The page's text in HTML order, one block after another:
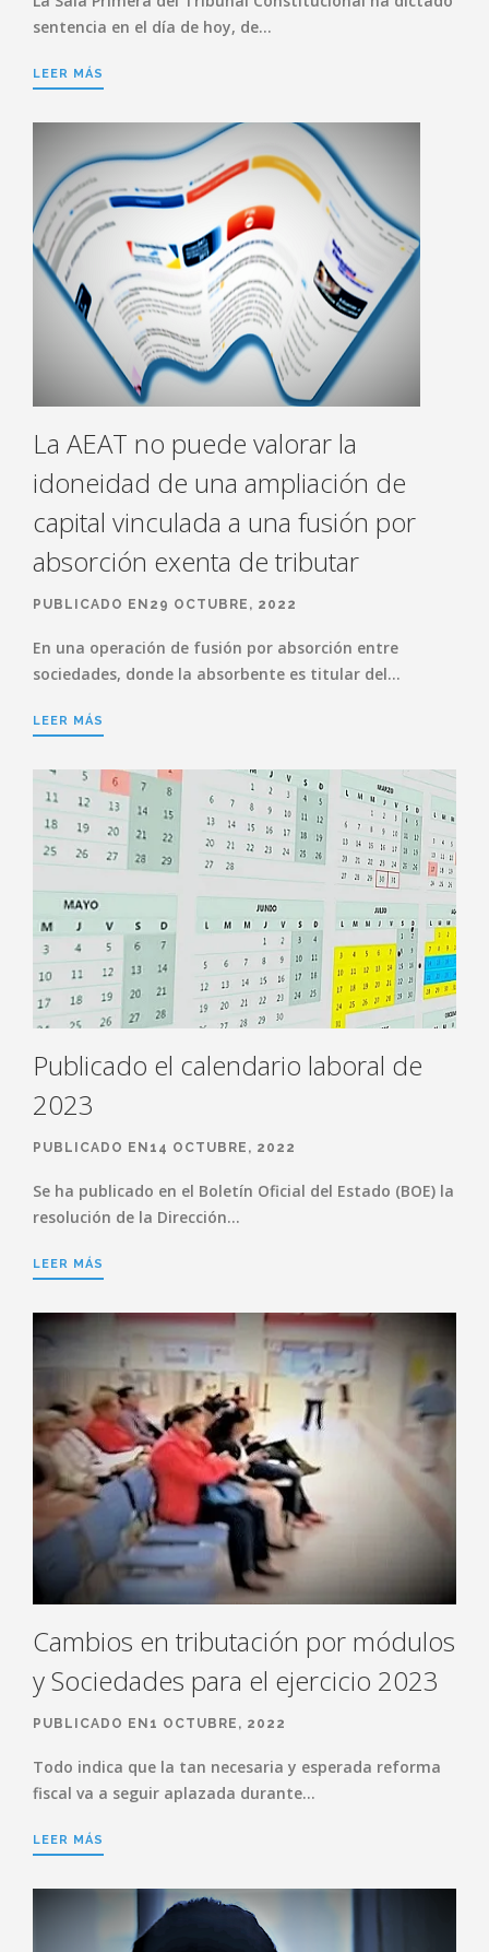
sentencia en el día de hoy, de…
LEER MÁS
La AEAT no puede valorar la
idoneidad de una ampliación de
capital vinculada a una fusión por
absorción exenta de tributar
PUBLICADO EN29 OCTUBRE, 2022
En una operación de fusión por absorción entre
sociedades, donde la absorbente es titular del…
LEER MÁS
Publicado el calendario laboral de
2023
PUBLICADO EN14 OCTUBRE, 2022
Se ha publicado en el Boletín Oficial del Estado (BOE) la
resolución de la Dirección…
LEER MÁS
Cambios en tributación por módulos
y Sociedades para el ejercicio 2023
PUBLICADO EN1 OCTUBRE, 2022
Todo indica que la tan necesaria y esperada reforma
fiscal va a seguir aplazada durante…
LEER MÁS